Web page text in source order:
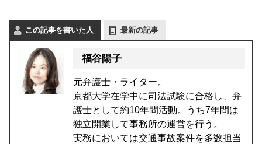
この記事を書いた人 最新の記事
福谷陽子
元弁護士・ライター。
京都大学在学中に司法試験に合格し、弁
護士として約10年間活動。うち7年間は
独立開業して事務所の運営を行う。
実務においては交通事故案件を多数担当